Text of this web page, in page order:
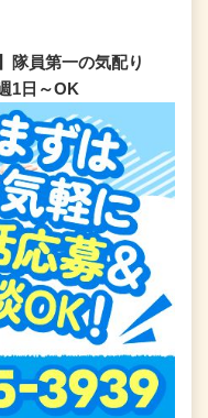
隊員第一の気配り
1日～OK